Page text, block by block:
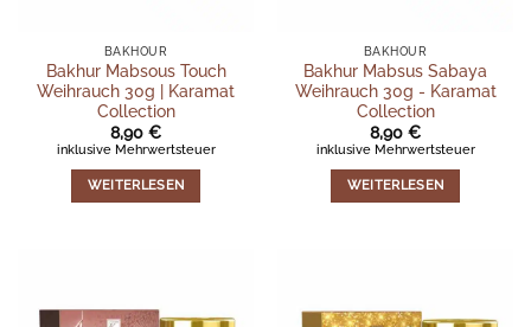
BAKHOUR
Bakhur Mabsous Touch
Weihrauch 30g | Karamat
Collection
8,90 €
inklusive Mehrwertsteuer
WEITERLESEN
BAKHOUR
Bakhur Mabsus Sabaya
Weihrauch 30g - Karamat
Collection
8,90 €
inklusive Mehrwertsteuer
WEITERLESEN